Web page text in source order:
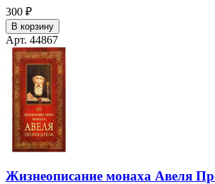
300 ₽
В корзину
Арт. 44867
Жизнеописание монаха Авеля